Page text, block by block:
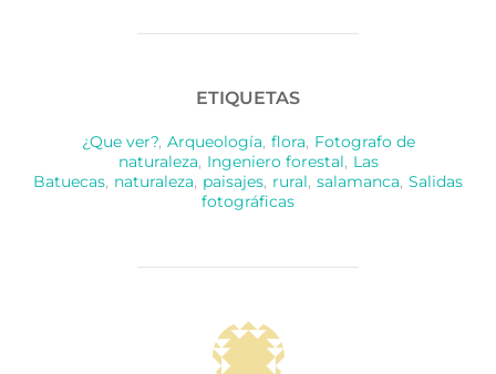
ETIQUETAS
¿Que ver?, Arqueología, flora, Fotografo de
naturaleza, Ingeniero forestal, Las
Batuecas, naturaleza, paisajes, rural, salamanca, Salidas
fotográficas
AUTOR DE LA PUBLICACIÓN